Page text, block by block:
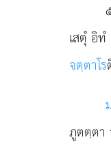
เสตุํ อิ
จตฺตาโร
ภูตตฺตา